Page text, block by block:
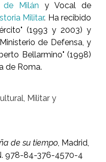
de Milán y Vocal de
Militar. Ha recibido
(1993 y 2003) y
de Defensa, y
Bellarmino" (1998)
de Roma.
Militar y
de su tiempo, Madrid,
978-84-376-4570-4